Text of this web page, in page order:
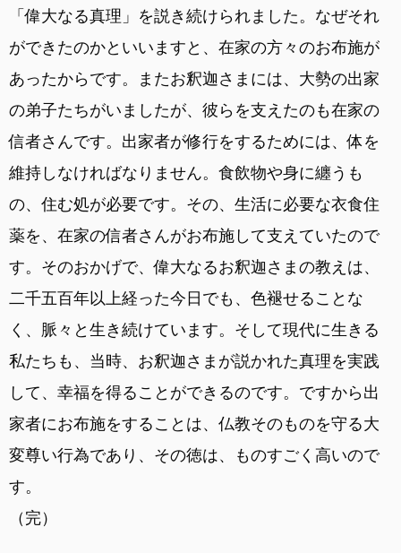
「偉大なる真理」を説き続けられました。なぜそれ
ができたのかといいますと、在家の方々のお布施が
あったからです。またお釈迦さまには、大勢の出家
の弟子たちがいましたが、彼らを支えたのも在家の
信者さんです。出家者が修行をするためには、体を
維持しなければなりません。食飲物や身に纏うも
の、住む処が必要です。その、生活に必要な衣食住
薬を、在家の信者さんがお布施して支えていたので
す。そのおかげで、偉大なるお釈迦さまの教えは、
二千五百年以上経った今日でも、色褪せることな
く、脈々と生き続けています。そして現代に生きる
私たちも、当時、お釈迦さまが説かれた真理を実践
して、幸福を得ることができるのです。ですから出
家者にお布施をすることは、仏教そのものを守る大
変尊い行為であり、その徳は、ものすごく高いので
す。
（完）